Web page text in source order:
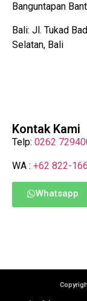
Banguntapan
Bali: Jl. Tukad
Selatan, Bali
Kontak Kami
Telp: 0262
WA : +62 822-
Whatsapp